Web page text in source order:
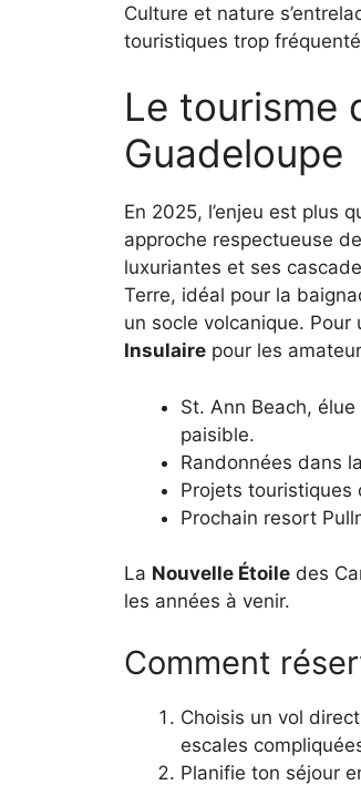
Culture et nature
touristiques trop
Le tourisme
Guadeloupe
En 2025, l’enjeu est plus
approche respectueuse
luxuriantes et ses
Terre, idéal pour la
un socle volcanique.
Insulaire pour les
St. Ann Beach,
paisible.
Randonnées dans
Projets touristiques
Prochain resort
La Nouvelle Étoile des
les années à venir.
Comment
Choisis un vol
escales
Planifie ton séjour